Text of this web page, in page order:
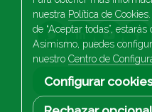
2026 Saica.
nuestra Política de Cookies
de “Aceptar todas”,
Asimismo, puedes
nuestro Centro de
Configurar